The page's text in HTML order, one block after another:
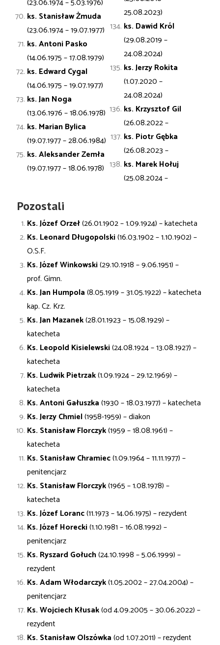
(23.06.1974 – 5.03.1976)
ks. StanisławŻmuda
(23.06.1974 – 19.07.1977)
ks. AntoniPasko
(14.06.1975 – 17.08.1979)
ks. Edward Cygal
(14.06.1975 – 19.07.1977)
ks. JanNoga
(13.06.1976 – 18.06.1978)
ks. MarianBylica
(19.07.1977 – 28.06.1984)
ks. AleksanderZemła
(19.07.1977 – 18.06.1978)
25.08.2023)
ks. Dawid Król
(29.08.2019 –
24.08.2024)
ks. Jerzy Rokita
(1.07.2020 –
24.08.2024)
ks. Krzysztof Gil
(26.08.2022 –
ks. Piotr Gębka
(26.08.2023 –
ks. Marek Hołuj
(25.08.2024 –
Pozostali
Ks. Józef Orzeł(26.01.1902 – 1.09.1924) – katecheta
Ks. Leonard Długopolski(16.03.1902 – 1.10.1902) –
O.S.F.
Ks. Józef Winkowski(29.10.1918 – 9.06.1951) –
prof. Gimn.
Ks. Jan Humpola(8.05.1919 – 31.05.1922) – katecheta
kap. Cz. Krz.
Ks. Jan Mazanek(28.01.1923 – 15.08.1929) –
katecheta
Ks. Leopold Kisielewski(24.08.1924 – 13.08.1927) –
katecheta
Ks. Ludwik Pietrzak(1.09.1924 – 29.12.1969) –
katecheta
Ks. Antoni Gałuszka(1930 – 18.03.1977) – katecheta
Ks. Jerzy Chmiel(1958-1959) – diakon
Ks. Stanisław Florczyk(1959 – 18.08.1961) –
katecheta
Ks. Stanisław Chramiec(1.09.1964 – 11.11.1977) –
penitencjarz
Ks. Stanisław Florczyk(1965 – 1.08.1978) –
katecheta
Ks. Józef Loranc(11.1973 – 14.06.1975) – rezydent
Ks. Józef Horecki(1.10.1981 – 16.08.1992) –
penitencjarz
Ks. Ryszard Gołuch(24.10.1998 – 5.06.1999) –
rezydent
Ks. Adam Włodarczyk(1.05.2002 – 27.04.2004) –
penitencjarz
Ks. Wojciech Kłusak(od 4.09.2005 – 30.06.2022) –
rezydent
Ks. Stanisław Olszówka(od 1.07.2011) – rezydent